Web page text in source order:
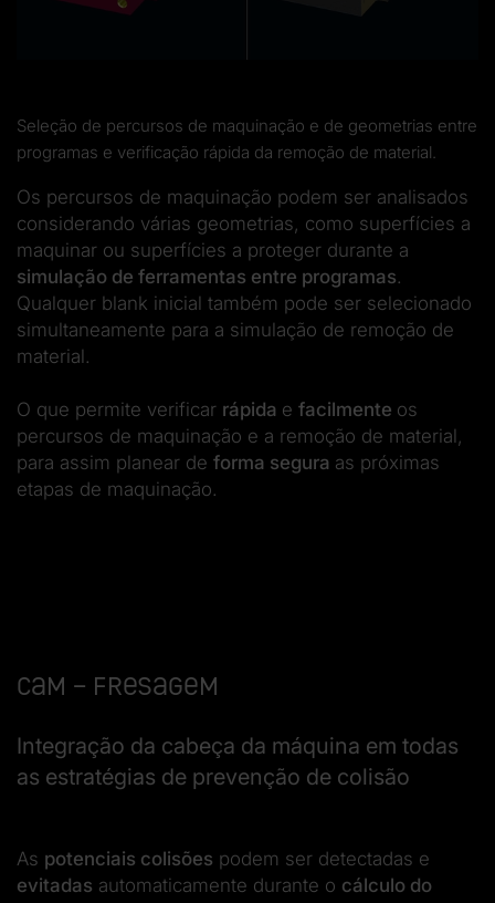
Seleção de percursos de maquinação e de geometrias entre
programas e verificação rápida da remoção de material.
Os percursos de maquinação podem ser analisados
considerando várias geometrias, como superfícies a
maquinar ou superfícies a proteger durante a
simulação de ferramentas entre programas.
Qualquer blank inicial também pode ser selecionado
simultaneamente para a simulação de remoção de
material.
O que permite verificar rápida e facilmente os
percursos de maquinação e a remoção de material,
para assim planear de forma segura as próximas
etapas de maquinação.
CAM – Fresagem
Integração da cabeça da máquina em todas
as estratégias de prevenção de colisão
As potenciais colisões podem ser detectadas e
evitadas automaticamente durante o cálculo do